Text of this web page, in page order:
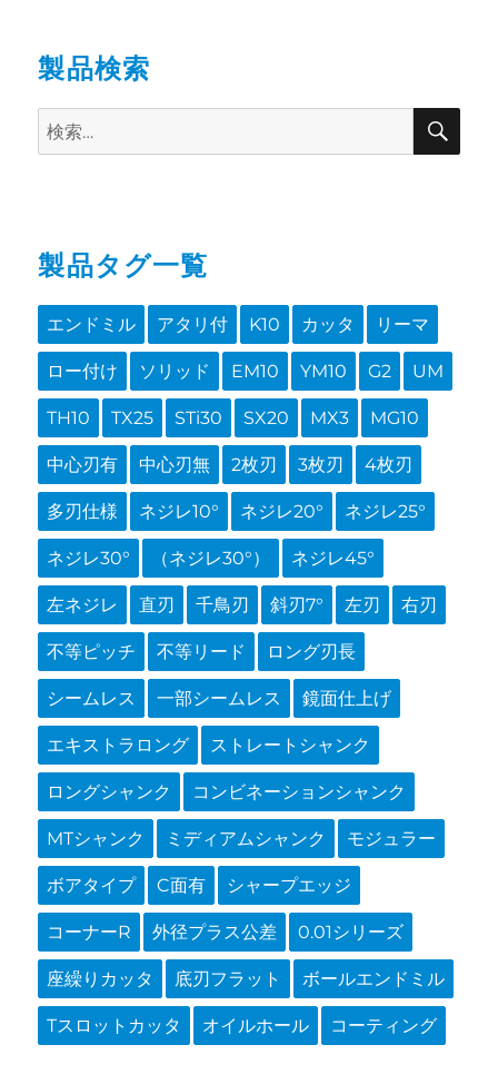
製品検索
Search
for:
製品タグ一覧
エンドミル アタリ付 K10 カッタ リーマ
ロー付け ソリッド EM10 YM10 G2 UM
TH10 TX25 STi30 SX20 MX3 MG10
中心刃有 中心刃無 2枚刃 3枚刃 4枚刃
多刃仕様 ネジレ10° ネジレ20° ネジレ25°
ネジレ30° （ネジレ30°） ネジレ45°
左ネジレ 直刃 千鳥刃 斜刃7° 左刃 右刃
不等ピッチ 不等リード ロング刃長
シームレス 一部シームレス 鏡面仕上げ
エキストラロング ストレートシャンク
ロングシャンク コンビネーションシャンク
MTシャンク ミディアムシャンク モジュラー
ボアタイプ C面有 シャープエッジ
コーナーR 外径プラス公差 0.01シリーズ
座繰りカッタ 底刃フラット ボールエンドミル
Tスロットカッタ オイルホール コーティング